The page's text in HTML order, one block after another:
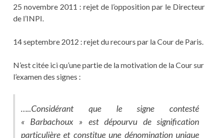
25 novembre 2011 : rejet de l’opposition par le Directeur
de l’INPI.
14 septembre 2012 : rejet du recours par la Cour de Paris.
N’est citée ici qu’une partie de la motivation de la Cour sur
l’examen des signes :
…..Considérant que le signe contesté
« Barbachoux » est dépourvu de signification
particulière et constitue une dénomination unique